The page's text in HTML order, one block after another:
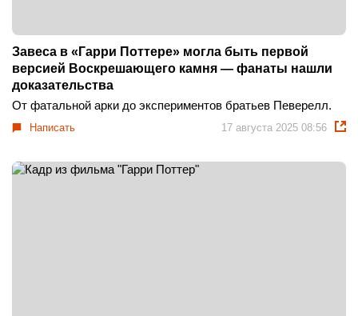
Завеса в «Гарри Поттере» могла быть первой
версией Воскрешающего камня — фанаты нашли
доказательства
От фатальной арки до экспериментов братьев Певерелл.
Написать 17 августа 2025 08:56